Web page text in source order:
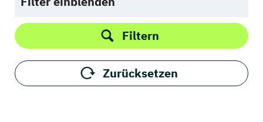
Filtern
Zurücksetzen